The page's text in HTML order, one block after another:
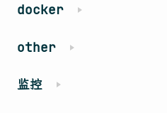
docker
other
监控